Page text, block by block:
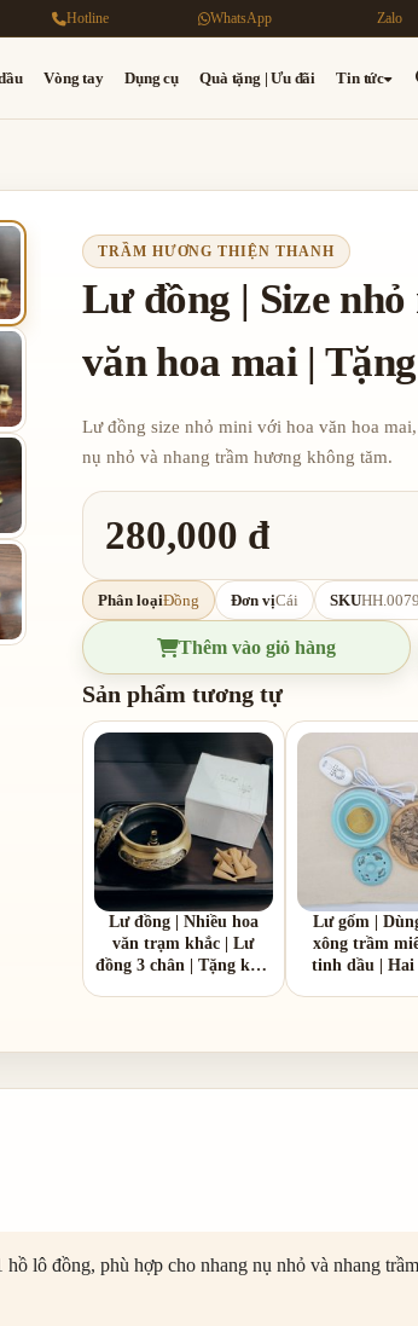
Hotline WhatsApp Zalo
Vòng tay Dụng cụ Quà tặng | Ưu đãi Tin tức
TRẦM HƯƠNG THIỆN THANH
Lư đồng | Size
văn hoa mai |
Lư đồng size nhỏ mini với hoa văn hoa
nụ nhỏ và nhang trầm hương không tăm.
280,000 đ
Phân loạiĐồng Đơn vịCái SKUHH.0079
Thêm vào giỏ hàng
Sản phẩm tương tự
Lư đồng | Nhiều hoa
văn trạm khắc | Lư
đồng 3 chân | Tặng kèm
Lư gốm |
xông trầm
tinh dầu | Hai
lô đồng, phù hợp cho nhang nụ nhỏ và nhang